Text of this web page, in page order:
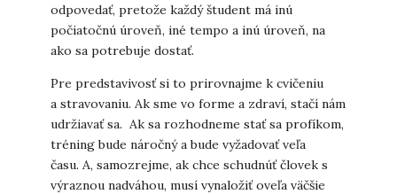
odpovedať, pretože každý študent má inú
počiatočnú úroveň, iné tempo a inú úroveň, na
ako sa potrebuje dostať.
Pre predstavivosť si to prirovnajme k cvičeniu
a stravovaniu. Ak sme vo forme a zdraví, stačí nám
udržiavať sa. Ak sa rozhodneme stať sa profíkom,
tréning bude náročný a bude vyžadovať veľa
času. A, samozrejme, ak chce schudnúť človek s
výraznou nadváhou, musí vynaložiť oveľa väčšie